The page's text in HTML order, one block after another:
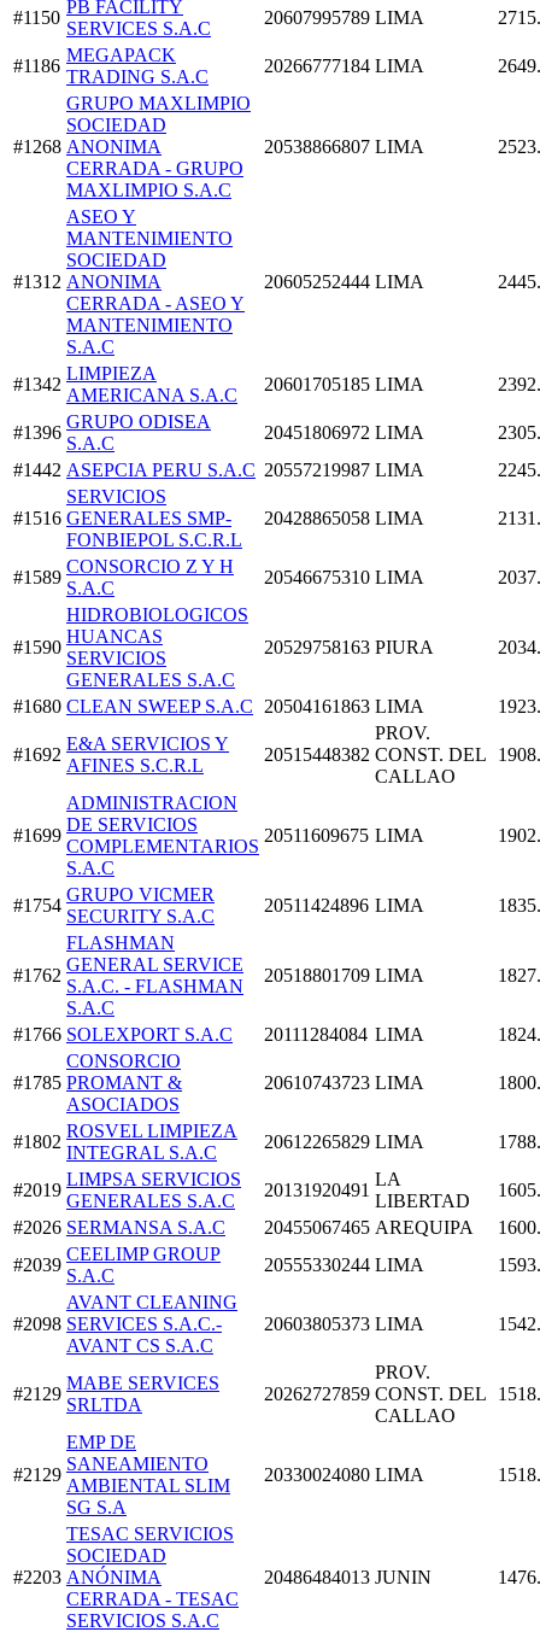
#1150
PB FACILITY
SERVICES S.A.C
20607995789 LIMA
#1186
MEGAPACK
TRADING S.A.C
20266777184 LIMA
#1268
GRUPO MAXLIMPIO
SOCIEDAD
ANONIMA
CERRADA - GRUPO
MAXLIMPIO S.A.C
20538866807 LIMA
#1312
ASEO Y
MANTENIMIENTO
SOCIEDAD
ANONIMA
CERRADA - ASEO Y
MANTENIMIENTO
S.A.C
20605252444 LIMA
#1342
LIMPIEZA
AMERICANA S.A.C
20601705185 LIMA
#1396
GRUPO ODISEA
S.A.C
20451806972 LIMA
#1442 ASEPCIA PERU S.A.C 20557219987 LIMA
#1516
SERVICIOS
GENERALES SMP-
FONBIEPOL S.C.R.L
20428865058 LIMA
#1589
CONSORCIO Z Y H
S.A.C
20546675310 LIMA
#1590
HIDROBIOLOGICOS
HUANCAS
SERVICIOS
GENERALES S.A.C
20529758163 PIURA
#1680 CLEAN SWEEP S.A.C 20504161863 LIMA
#1692
E&A SERVICIOS Y
AFINES S.C.R.L
20515448382
PROV.
CONST. DEL
CALLAO
#1699
ADMINISTRACION
DE SERVICIOS
COMPLEMENTARIOS
S.A.C
20511609675 LIMA
#1754
GRUPO VICMER
SECURITY S.A.C
20511424896 LIMA
#1762
FLASHMAN
GENERAL SERVICE
S.A.C. - FLASHMAN
S.A.C
20518801709 LIMA
#1766 SOLEXPORT S.A.C 20111284084 LIMA
#1785
CONSORCIO
PROMANT &
ASOCIADOS
20610743723 LIMA
#1802
ROSVEL LIMPIEZA
INTEGRAL S.A.C
20612265829 LIMA
#2019
LIMPSA SERVICIOS
GENERALES S.A.C
20131920491
LA
LIBERTAD
#2026 SERMANSA S.A.C 20455067465 AREQUIPA
#2039
CEELIMP GROUP
S.A.C
20555330244 LIMA
#2098
AVANT CLEANING
SERVICES S.A.C.-
AVANT CS S.A.C
20603805373 LIMA
#2129
MABE SERVICES
SRLTDA
20262727859
PROV.
CONST. DEL
CALLAO
#2129
EMP DE
SANEAMIENTO
AMBIENTAL SLIM
SG S.A
20330024080 LIMA
#2203
TESAC SERVICIOS
SOCIEDAD
ANÓNIMA
CERRADA - TESAC
SERVICIOS S.A.C
20486484013 JUNIN